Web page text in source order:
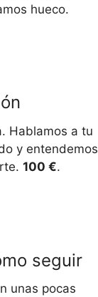
hueco.
Hablamos a tu
y entendemos
100 €.
seguir
unas pocas